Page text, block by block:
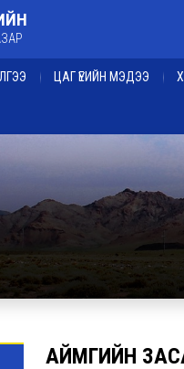
ЦАГ ҮЕИЙН МЭДЭЭ
АЙМГИЙН